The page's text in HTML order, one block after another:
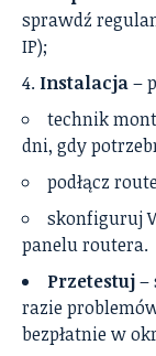
sprawdź
IP);
Instalacja–
technik
dni, gdy
podłącz
skonfiguruj
panelu routera.
Przetestuj–
razie
bezpłatnie w